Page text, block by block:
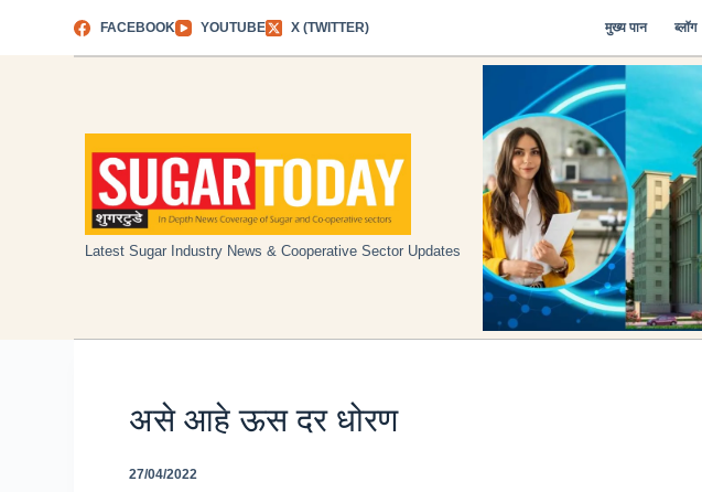
FACEBOOK YOUTUBE X (TWITTER) मुख्य पान ब्लॉग
Latest Sugar Industry News & Cooperative Sector Updates
असे आहे ऊस दर धोरण
27/04/2022